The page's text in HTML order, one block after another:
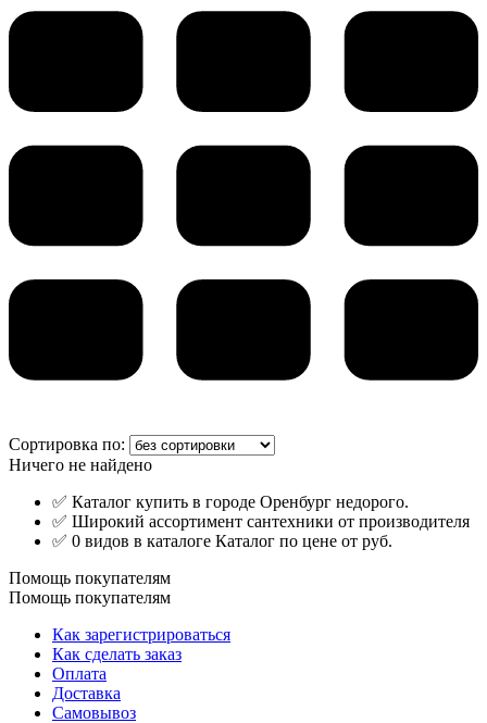
Сортировка по:
Ничего не найдено
✅ Каталог купить в городе Оренбург недорого.
✅ Широкий ассортимент сантехники от производителя
✅ 0 видов в каталоге Каталог по цене от руб.
Помощь покупателям
Помощь покупателям
Как зарегистрироваться
Как сделать заказ
Оплата
Доставка
Самовывоз